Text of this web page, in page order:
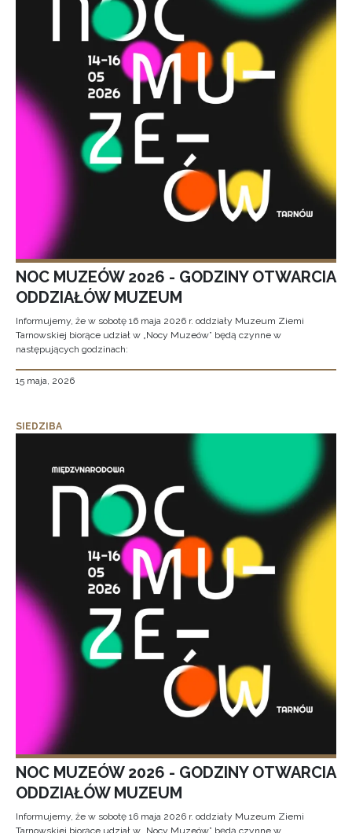
NOC MUZEÓW 2026 - GODZINY OTWARCIA
ODDZIAŁÓW MUZEUM
Informujemy, że w sobotę 16 maja 2026 r. oddziały Muzeum Ziemi
Tarnowskiej biorące udział w „Nocy Muzeów” będą czynne w
następujących godzinach:
15 maja, 2026
SIEDZIBA
NOC MUZEÓW 2026 - GODZINY OTWARCIA
ODDZIAŁÓW MUZEUM
Informujemy, że w sobotę 16 maja 2026 r. oddziały Muzeum Ziemi
Tarnowskiej biorące udział w „Nocy Muzeów” będą czynne w